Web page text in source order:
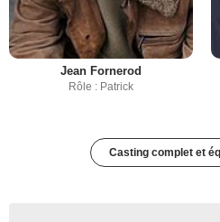
Jean Fornerod
Rôle : Patrick
Casting complet et